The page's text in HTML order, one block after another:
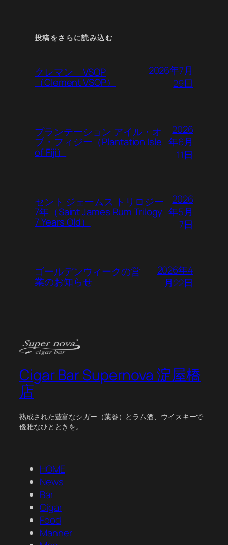
投稿をさらに読み込む
クレマン VSOP
（Clement VSOP）
2026年7月
29日
プランテーション アイル・オ
ブ・フィジー（Plantation Isle
of Fiji）
2026
年6月
11日
セント ジェームス トリロジー
7年（Saint James Rum Trilogy
7 Years Old）
2026
年5月
7日
ゴールデンウィークの営
業のお知らせ
2026年4
月22日
Cigar Bar Supernova 淀屋橋
店
熟成された豊富なシガー（葉巻）とラム酒、ウイスキーで
優雅なひとときを。
HOME
News
Bar
Cigar
Food
Manner